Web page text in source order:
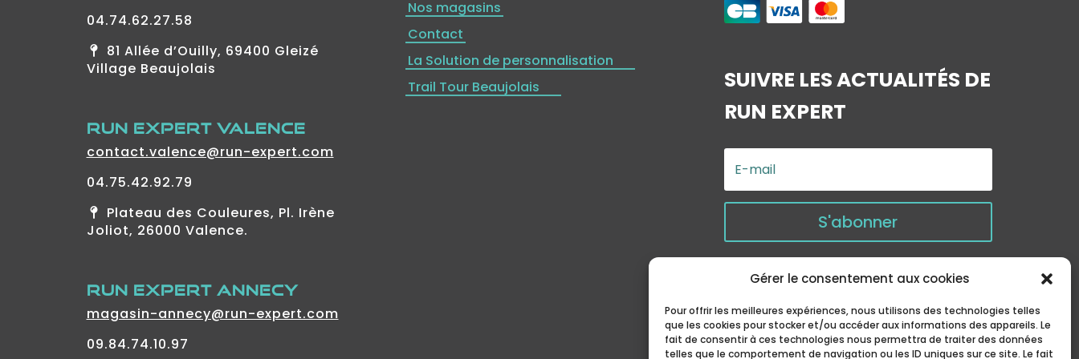
Gérer le consentement aux cookies
Pour offrir les meilleures expériences, nous utilisons des technologies telles
que les cookies pour stocker et/ou accéder aux informations des appareils. Le
fait de consentir à ces technologies nous permettra de traiter des données
telles que le comportement de navigation ou les ID uniques sur ce site. Le fait
04.74.62.27.58
81 Allée d’Ouilly, 69400 Gleizé
Village Beaujolais
RUN EXPERT VALENCE
contact.valence@run-expert.com
04.75.42.92.79
Plateau des Couleures, Pl. Irène
Joliot, 26000 Valence.
RUN EXPERT ANNECY
magasin-annecy@run-expert.com
09.84.74.10.97
Nos magasins
Contact
La Solution de personnalisation
Trail Tour Beaujolais
SUIVRE LES ACTUALITÉS DE
RUN EXPERT
S'abonner